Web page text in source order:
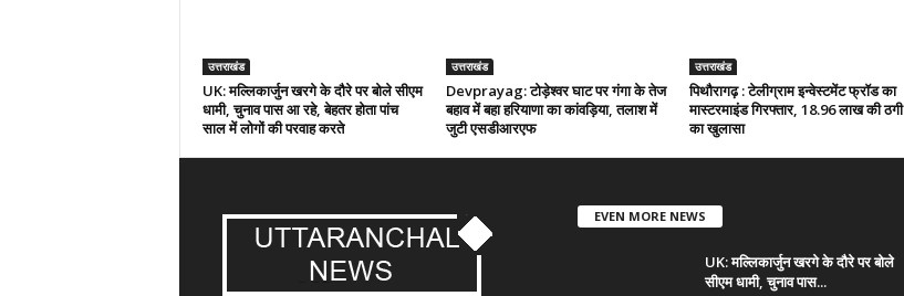
उत्तराखंड
UK: मल्लिकार्जुन खरगे के दौरे पर बोले सीएम
धामी, चुनाव पास आ रहे, बेहतर होता पांच
साल में लोगों की परवाह करते
उत्तराखंड
Devprayag: टोड़ेश्वर घाट पर गंगा के तेज
बहाव में बहा हरियाणा का कांवड़िया, तलाश में
जुटी एसडीआरएफ
उत्तराखंड
पिथौरागढ़ : टेलीग्राम इन्वेस्टमेंट फ्रॉड का
मास्टरमाइंड गिरफ्तार, 18.96 लाख की ठगी
का खुलासा
EVEN MORE NEWS
UK: मल्लिकार्जुन खरगे के दौरे पर बोले
सीएम धामी, चुनाव पास...